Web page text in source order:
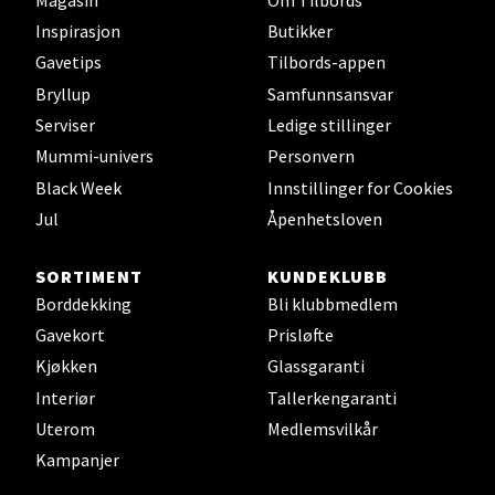
Inspirasjon
Gavetips
Bryllup
Serviser
Mummi-univers
Black Week
Jul
Butikker
Tilbords-appen
Samfunnsansvar
Ledige stillinger
Personvern
Innstillinger for Cookies
Åpenhetsloven
SORTIMENT
Borddekking
Gavekort
Kjøkken
Interiør
Uterom
Kampanjer
KUNDEKLUBB
Bli klubbmedlem
Prisløfte
Glassgaranti
Tallerkengaranti
Medlemsvilkår
Oppdal - Aunasenteret
Åpent i dag 10-19
Velg
Orkanger - Thon Senter Orkanger
Thon Senter Orkanger, Orkdalsveien 113, 7300